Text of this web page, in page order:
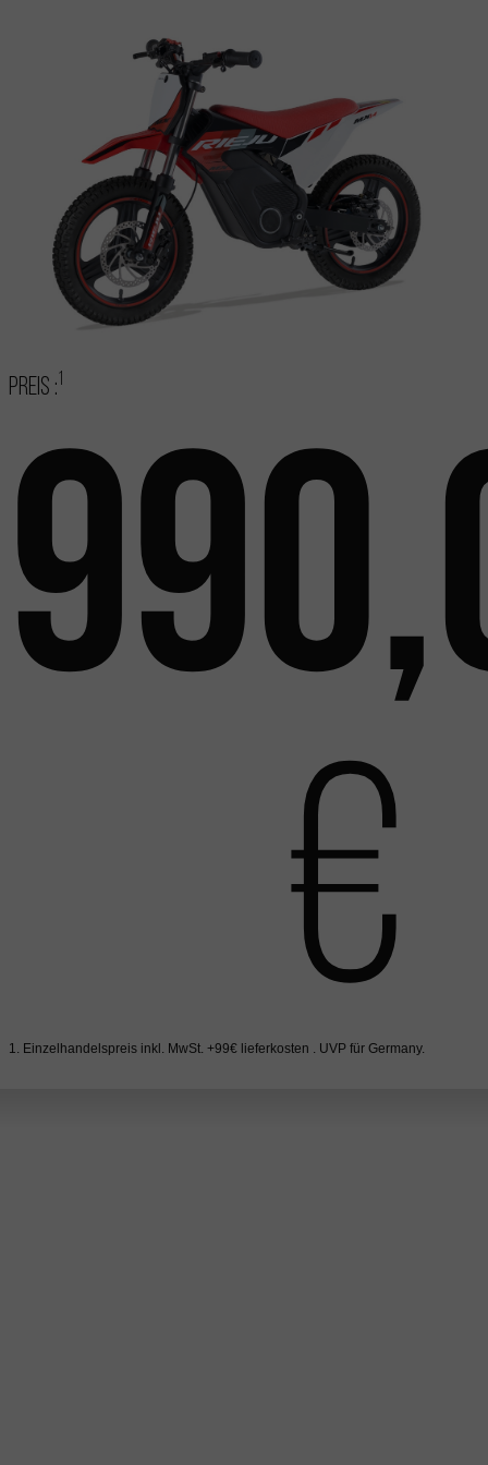
Preis :1
€
1. Einzelhandelspreis inkl. MwSt. +99€ lieferkosten . UVP für Germany.